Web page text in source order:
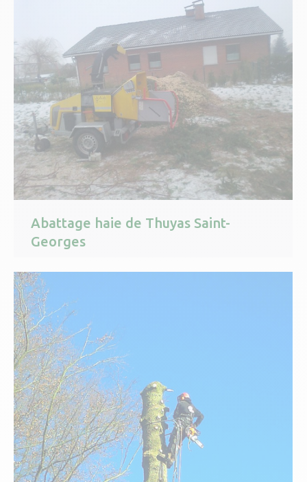
Abattage haie de Thuyas Saint-
Georges